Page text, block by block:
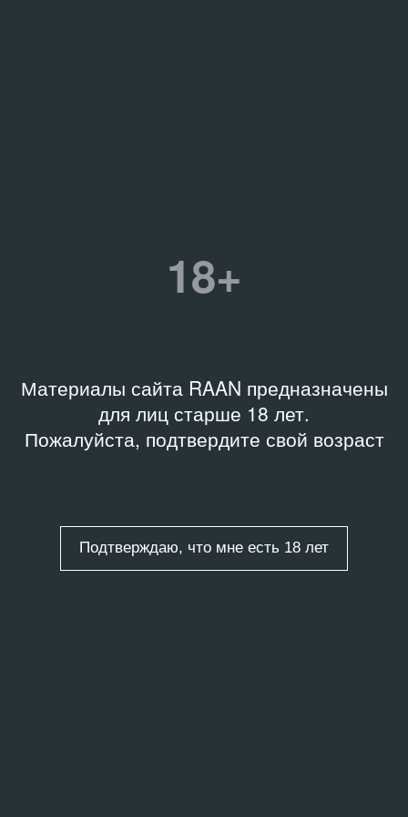
18+
Материалы сайта RAAN предназначены
для лиц старше 18 лет.
Пожалуйста, подтвердите свой возраст
Подтверждаю, что мне есть 18 лет